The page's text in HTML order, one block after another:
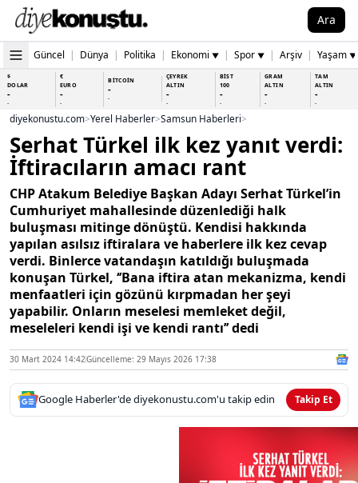
Ara
Güncel | Dünya | Politika | Ekonomi ▼ | Spor ▼ | Arşiv | Yaşam ▼
$
DOLAR
-
-
€
EURO
-
-
BİTCOİN
-
-
ÇEYREK
ALTIN
-
-
BİST
100
-
-
GRAM
ALTIN
-
-
TAM
ALTIN
-
-
diyekonustu.com>Yerel Haberler>Samsun Haberleri>
Serhat Türkel ilk kez yanıt verdi:
İftiracıların amacı rant
CHP Atakum Belediye Başkan Adayı Serhat Türkel’in
Cumhuriyet mahallesinde düzenlediği halk
buluşması mitinge dönüştü. Kendisi hakkında
yapılan asılsız iftiralara ve haberlere ilk kez cevap
verdi. Binlerce vatandaşın katıldığı buluşmada
konuşan Türkel, ‘’Bana iftira atan mekanizma, kendi
menfaatleri için gözünü kırpmadan her şeyi
yapabilir. Onların meselesi memleket değil,
meseleleri kendi işi ve kendi rantı’’ dedi
30 Mart 2024 14:42Güncelleme: 29 Mayıs 2026 17:38
Google Haberler'de diyekonustu.com'u takip edin Takip Et